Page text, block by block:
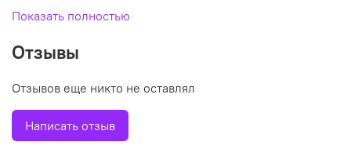
Отличительные особенности и преимущества
- отличная адгезия к большинству материалов
- температуростойкость
- постоянный контроль качества
Показать полностью
Отзывы
Отзывов еще никто не оставлял
Написать отзыв